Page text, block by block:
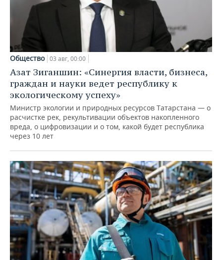
Общество 03 авг, 00:00
Азат Зиганшин: «Синергия власти, бизнеса,
граждан и науки ведет республику к
экологическому успеху»
Министр экологии и природных ресурсов Татарстана — о
расчистке рек, рекультивации объектов накопленного
вреда, о цифровизации и о том, какой будет республика
через 10 лет